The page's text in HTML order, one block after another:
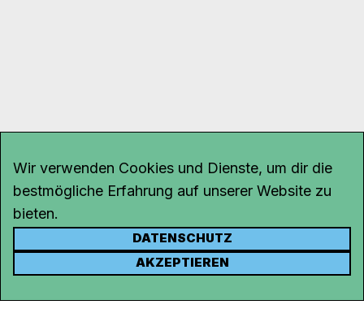
KONTAKT
Wir verwenden Cookies und Dienste, um dir die
bestmögliche Erfahrung auf unserer Website zu
bieten.
DATENSCHUTZ
AKZEPTIEREN